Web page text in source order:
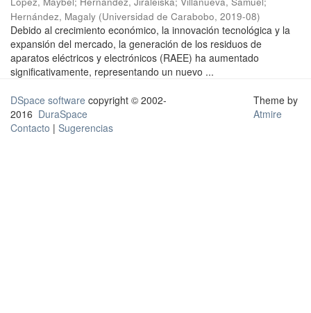
Hernández, Magaly (Universidad de Carabobo, 2019-08)
Debido al crecimiento económico, la innovación tecnológica y la
expansión del mercado, la generación de los residuos de
aparatos eléctricos y electrónicos (RAEE) ha aumentado
significativamente, representando un nuevo ...
DSpace software copyright © 2002-
2016 DuraSpace
Contacto | Sugerencias
Theme by
Atmire